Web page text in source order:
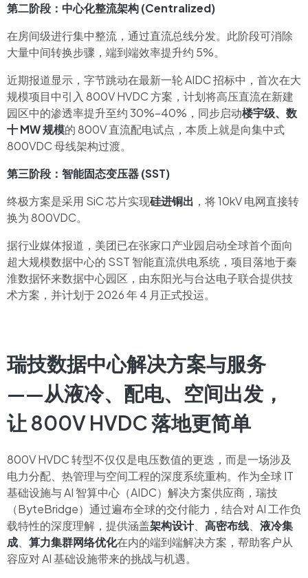
第二阶段：中心化整流架构 (Centralized)
在房间级进行集中整流，通过直流总线分发。此阶段可消除
大量中间转换步骤，端到端效率提升约 5%。
近期报道显示，字节跳动在最新一轮 AIDC 招标中，首次在大
规模项目中引入 800V HVDC 方案，计划将高压直流在新建
园区中的渗透率提升至约 30%–40%，同步启动楼宇级、数
十 MW 规模的 800V 直流配电试点，本质上就是向集中式
800VDC 母线架构过渡。
第三阶段：智能固态变压器 (SST)
终极方案是采用 SiC 芯片实现硅进铜出 ，将 10kV 电网直接转
换为 800VDC。
据行业媒体报道，美团已在张家口产业园启动全球首个面向
超大规模数据中心的 SST 智能直流供电系统，项目落地于秦
淮数据怀来数据中心园区，由东阳光与台达电子联合提供技
术方案，并计划于 2026 年 4 月正式投运。
瑞技数据中心解决方案与服务
——从液冷、配电、空间出发，
让 800V HVDC 落地更简单
800V HVDC 转型不仅仅是电压数值的更迭，而是一场涉及
电力分配、热管理与空间工程的深度系统重构。作为全球 IT
基础设施与 AI 智算中心（AIDC）解决方案供应商，瑞技
（ByteBridge）通过遍布全球的交付能力，结合对 AI 工作负
载特性的深度理解，提供涵盖架构设计、 高密布线、 液冷集
成、 算力集群网络优化在内的端到端解决方案，帮助客户从
容应对 AI 基础设施带来的挑战与机遇。